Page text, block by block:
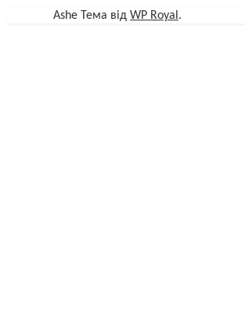
Ashe Тема від WP Royal .